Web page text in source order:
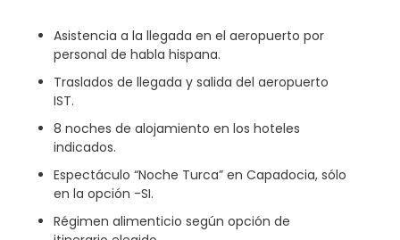
Asistencia a la llegada en el aeropuerto por
personal de habla hispana.
Traslados de llegada y salida del aeropuerto
IST.
8 noches de alojamiento en los hoteles
indicados.
Espectáculo “Noche Turca” en Capadocia, sólo
en la opción -SI.
Régimen alimenticio según opción de